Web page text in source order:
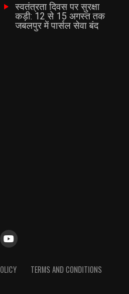
स्वतंत्रता दिवस पर सुरक्षा
कड़ी: 12 से 15 अगस्त तक
जबलपुर में पार्सल सेवा बंद
TERMS AND CONDITIONS